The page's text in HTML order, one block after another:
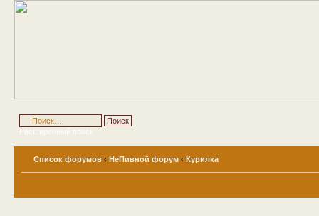
Расширенный поиск
Список форумов ‹ НеПивной форум ‹ Курилка